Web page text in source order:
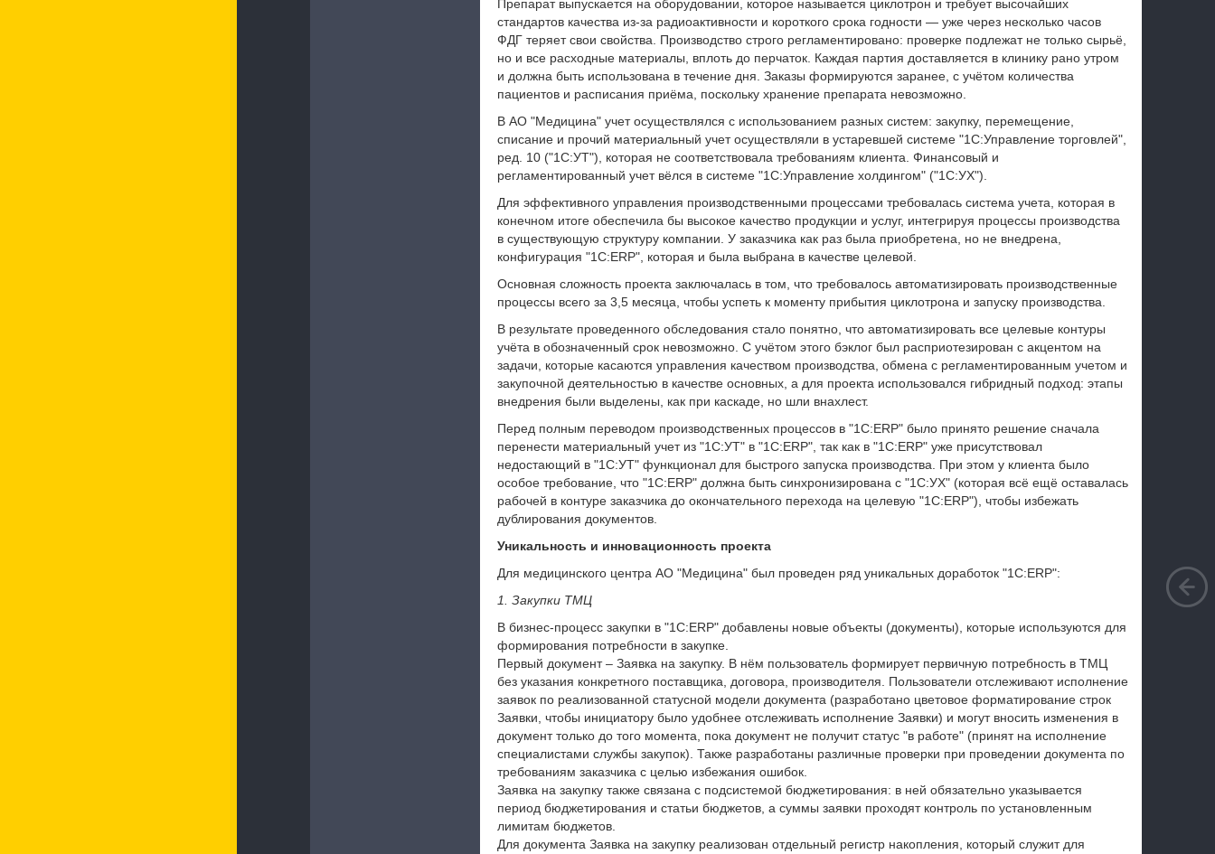
Препарат выпускается на оборудовании, которое называется циклотрон и требует высочайших
стандартов качества из-за радиоактивности и короткого срока годности — уже через несколько часов
ФДГ теряет свои свойства. Производство строго регламентировано: проверке подлежат не только сырьё,
но и все расходные материалы, вплоть до перчаток. Каждая партия доставляется в клинику рано утром
и должна быть использована в течение дня. Заказы формируются заранее, с учётом количества
пациентов и расписания приёма, поскольку хранение препарата невозможно.
В АО "Медицина" учет осуществлялся с использованием разных систем: закупку, перемещение,
списание и прочий материальный учет осуществляли в устаревшей системе "1С:Управление торговлей",
ред. 10 ("1С:УТ"), которая не соответствовала требованиям клиента. Финансовый и
регламентированный учет вёлся в системе "1С:Управление холдингом" ("1С:УХ").
Для эффективного управления производственными процессами требовалась система учета, которая в
конечном итоге обеспечила бы высокое качество продукции и услуг, интегрируя процессы производства
в существующую структуру компании. У заказчика как раз была приобретена, но не внедрена,
конфигурация "1C:ERP", которая и была выбрана в качестве целевой.
Основная сложность проекта заключалась в том, что требовалось автоматизировать производственные
процессы всего за 3,5 месяца, чтобы успеть к моменту прибытия циклотрона и запуску производства.
В результате проведенного обследования стало понятно, что автоматизировать все целевые контуры
учёта в обозначенный срок невозможно. С учётом этого бэклог был расприотезирован с акцентом на
задачи, которые касаются управления качеством производства, обмена с регламентированным учетом и
закупочной деятельностью в качестве основных, а для проекта использовался гибридный подход: этапы
внедрения были выделены, как при каскаде, но шли внахлест.
Перед полным переводом производственных процессов в "1С:ERP" было принято решение сначала
перенести материальный учет из "1С:УТ" в "1С:ERP", так как в "1С:ERP" уже присутствовал
недостающий в "1С:УТ" функционал для быстрого запуска производства. При этом у клиента было
особое требование, что "1С:ERP" должна быть синхронизирована с "1С:УХ" (которая всё ещё оставалась
рабочей в контуре заказчика до окончательного перехода на целевую "1C:ERP"), чтобы избежать
дублирования документов.
Уникальность и инновационность проекта
Для медицинского центра АО "Медицина" был проведен ряд уникальных доработок "1C:ERP":
1. Закупки ТМЦ
В бизнес-процесс закупки в "1С:ERP" добавлены новые объекты (документы), которые используются для
формирования потребности в закупке.
Первый документ – Заявка на закупку. В нём пользователь формирует первичную потребность в ТМЦ
без указания конкретного поставщика, договора, производителя. Пользователи отслеживают исполнение
заявок по реализованной статусной модели документа (разработано цветовое форматирование строк
Заявки, чтобы инициатору было удобнее отслеживать исполнение Заявки) и могут вносить изменения в
документ только до того момента, пока документ не получит статус "в работе" (принят на исполнение
специалистами службы закупок). Также разработаны различные проверки при проведении документа по
требованиям заказчика с целью избежания ошибок.
Заявка на закупку также связана с подсистемой бюджетирования: в ней обязательно указывается
период бюджетирования и статьи бюджетов, а суммы заявки проходят контроль по установленным
лимитам бюджетов.
Для документа Заявка на закупку реализован отдельный регистр накопления, который служит для